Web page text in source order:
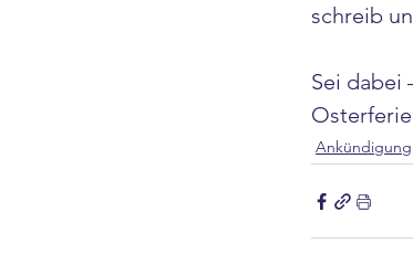
schreib
Sei dabei
Ankündigung